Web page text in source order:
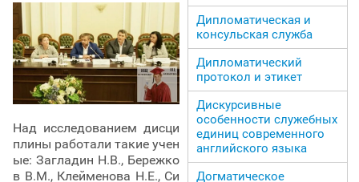
Над исследованием дисци
плины работали такие учен
ые: Загладин Н.В., Бережко
в В.М., Клейменова Н.Е., Си
Дипломатическая и
консульская служба
Дипломатический
протокол и этикет
Дискурсивные
особенности служебных
единиц современного
английского языка
Догматическое